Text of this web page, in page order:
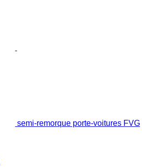
semi-remorque porte-voitures FVG